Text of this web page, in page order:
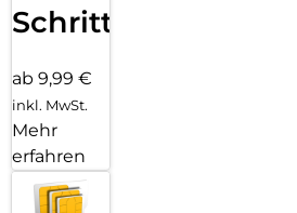
Schritten
ab 9,99 €
inkl. MwSt.
Mehr
erfahren